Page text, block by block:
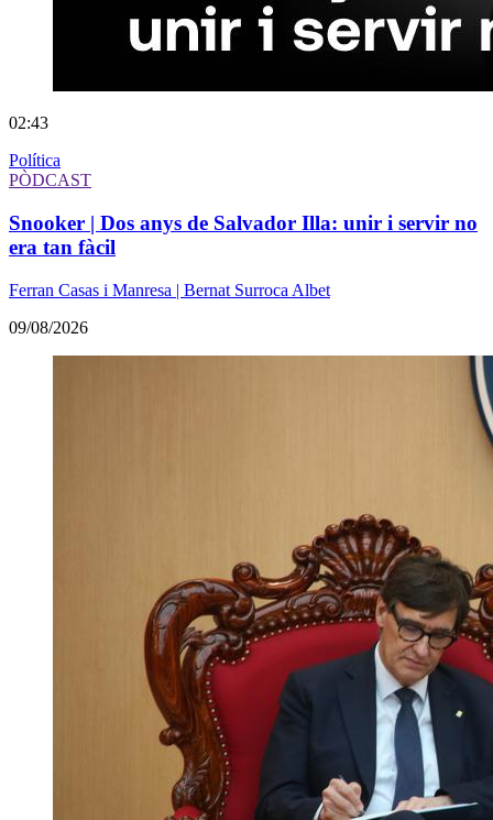
02:43
Política
PÒDCAST
Snooker | Dos anys de Salvador Illa: unir i servir no
era tan fàcil
Ferran Casas i Manresa | Bernat Surroca Albet
09/08/2026